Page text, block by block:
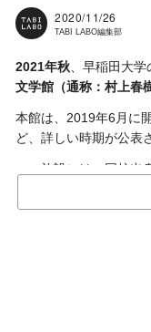
2020/11/26
TABI LABO編集部
2021年秋、早稲田大学
文学館（通称：村上春
本館は、2019年6月に
ど、詳しい時期が公表
この施設には、同校出
の品々が並ぶといい、
ュー記事、作品の書評
開される。いわば“村
演劇学科出身の村上
演劇博物館」に隣接す